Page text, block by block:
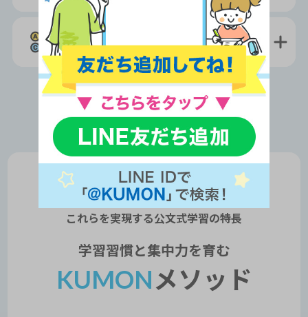
英検®にも合格できる
これらを実現する公文式学習の特長
学習習慣と集中力を育む
KUMONメソッド